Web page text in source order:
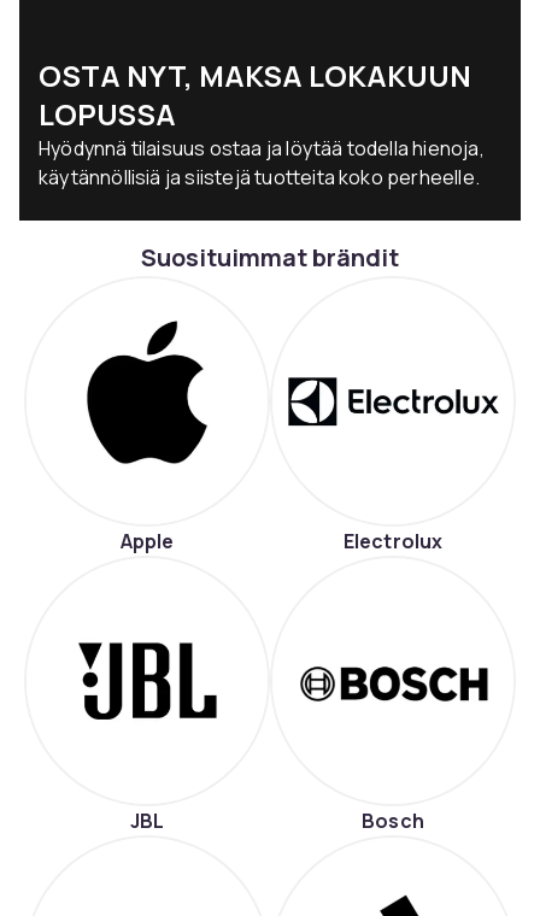
OSTA NYT, MAKSA LOKAKUUN
LOPUSSA
Hyödynnä tilaisuus ostaa ja löytää todella hienoja,
käytännöllisiä ja siistejä tuotteita koko perheelle.
Suosituimmat brändit
Apple Electrolux
JBL Bosch